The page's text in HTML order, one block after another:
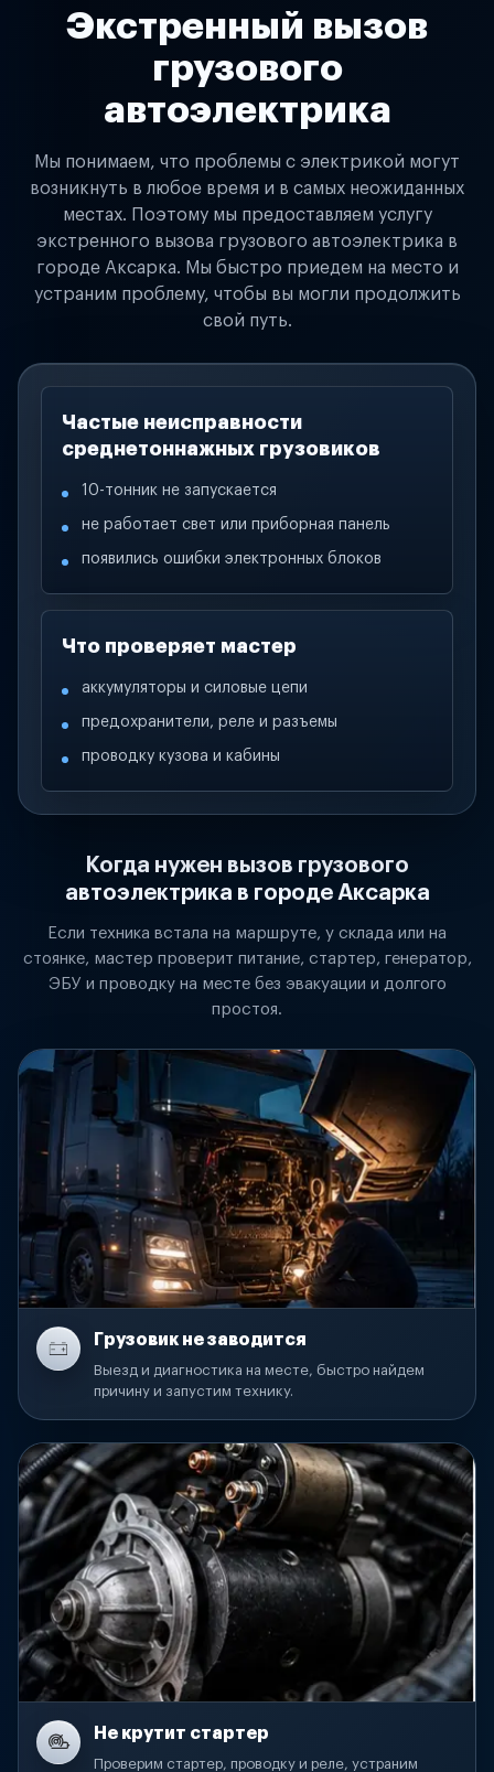
Экстренный вызов
грузового
автоэлектрика
Мы понимаем, что проблемы с электрикой могут
возникнуть в любое время и в самых неожиданных
местах. Поэтому мы предоставляем услугу
экстренного вызова грузового автоэлектрика в
городе Аксарка. Мы быстро приедем на место и
устраним проблему, чтобы вы могли продолжить
свой путь.
Частые неисправности
среднетоннажных грузовиков
10-тонник не запускается
не работает свет или приборная панель
появились ошибки электронных блоков
Что проверяет мастер
аккумуляторы и силовые цепи
предохранители, реле и разъемы
проводку кузова и кабины
Когда нужен вызов грузового
автоэлектрика в городе Аксарка
Если техника встала на маршруте, у склада или на
стоянке, мастер проверит питание, стартер, генератор,
ЭБУ и проводку на месте без эвакуации и долгого
простоя.
Грузовик не заводится
Выезд и диагностика на месте, быстро найдем
причину и запустим технику.
Не крутит стартер
Проверим стартер, проводку и реле, устраним